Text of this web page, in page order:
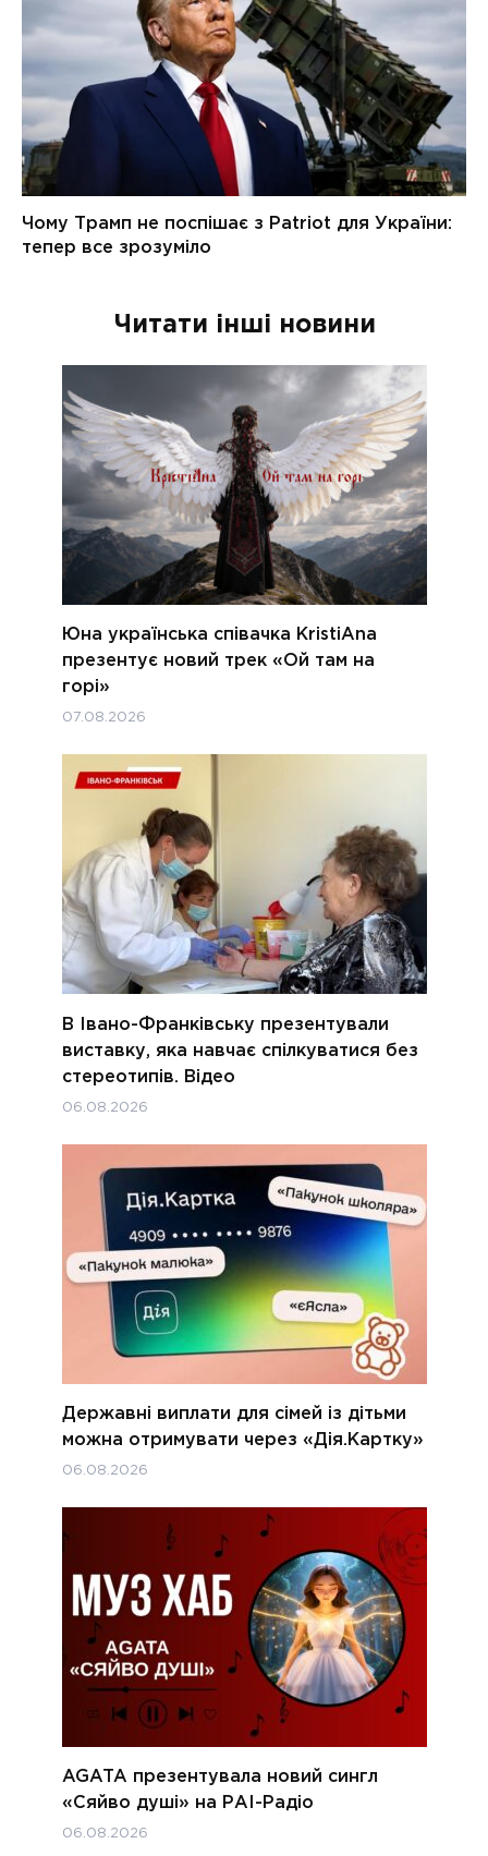
Читати інші новини
Юна українська співачка KristiAna
презентує новий трек «Ой там на
горі»
07.08.2026
В Івано-Франківську презентували
виставку, яка навчає спілкуватися без
стереотипів. Відео
06.08.2026
Державні виплати для сімей із дітьми
можна отримувати через «Дія.Картку»
06.08.2026
AGATA презентувала новий сингл
«Сяйво душі» на РАІ-Радіо
06.08.2026